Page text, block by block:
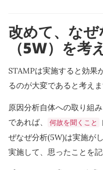
改めて、な
（5W）を考
STAMPは実施すると効果
るのが大変であると考えま
原因分析自体への取り組
であれば、
何故を聞くこと
ぜなぜ分析(5W)は実施が
実施して、思ったことを記